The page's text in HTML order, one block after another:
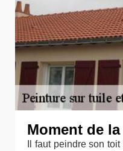
Moment de
Il faut peindre son